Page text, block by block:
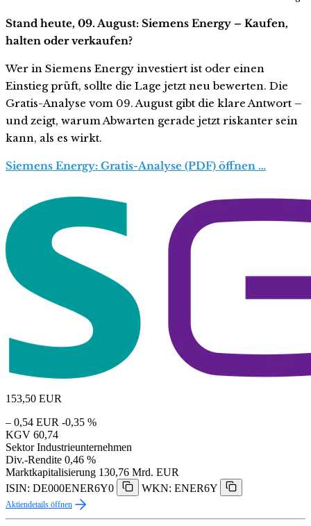
Stand heute, 09. August: Siemens Energy – Kaufen,
halten oder verkaufen?
Wer in Siemens Energy investiert ist oder einen
Einstieg prüft, sollte die Lage jetzt neu bewerten. Die
Gratis-Analyse vom 09. August gibt die klare Antwort –
und zeigt, warum Abwarten gerade jetzt riskanter sein
kann, als es wirkt.
Siemens Energy: Gratis-Analyse (PDF) öffnen …
153,50 EUR
– 0,54 EUR -0,35 %
KGV 60,74
Sektor Industrieunternehmen
Div.-Rendite 0,46 %
Marktkapitalisierung 130,76 Mrd. EUR
ISIN: DE000ENER6Y0
WKN: ENER6Y
Aktiendetails öffnen